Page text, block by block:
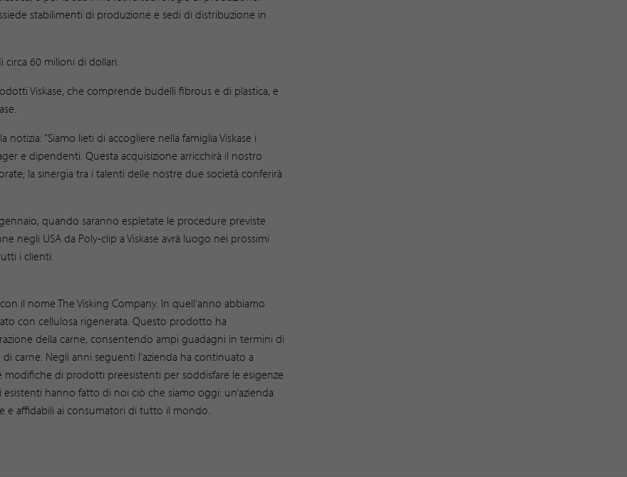
stabilimenti di produzione e sedi di distribuzione in
circa 60 milioni di dollari.
Viskase, che comprende budelli fibrous e di plastica, e
notizia: “Siamo lieti di accogliere nella famiglia Viskase i
e dipendenti. Questa acquisizione arricchirà il nostro
la sinergia tra i talenti delle nostre due società conferirà
quando saranno espletate le procedure previste
negli USA da Poly-clip a Viskase avrà luogo nei prossimi
i clienti.
il nome The Visking Company. In quell’anno abbiamo
con cellulosa rigenerata. Questo prodotto ha
della carne, consentendo ampi guadagni in termini di
carne. Negli anni seguenti l’azienda ha continuato a
di prodotti preesistenti per soddisfare le esigenze
hanno fatto di noi ciò che siamo oggi: un’azienda
e affidabili ai consumatori di tutto il mondo.